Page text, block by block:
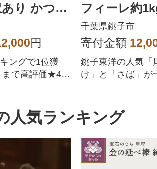
り かつお
円
ングで1位獲
まで高評価★4.
ゃない!太平洋
は高知(土佐)に
でかつお本来
揃いですが、
フィーレ約
2.0kg【さと
定】
千葉県銚子市
寄付金額
銚子東洋の人気「
け」と「さば」が
人気ランキング